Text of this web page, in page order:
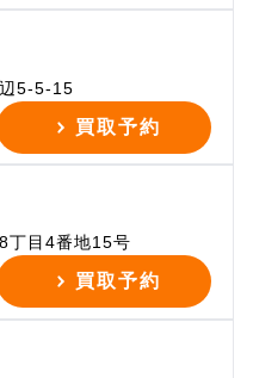
5-5-15
買取予約
丁目4番地15号
買取予約